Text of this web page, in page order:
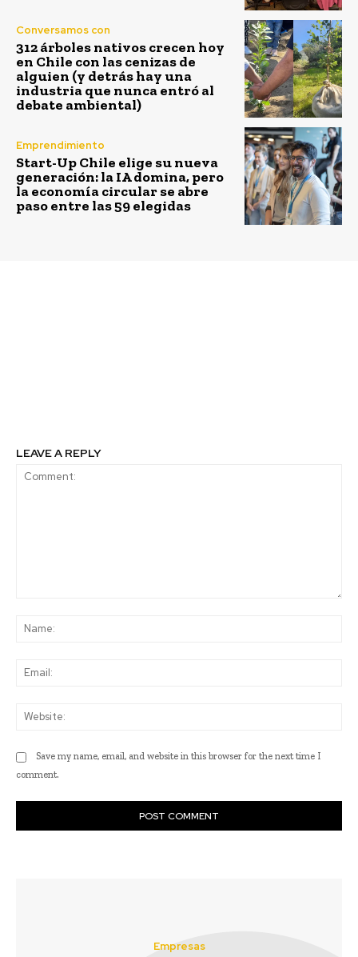
Conversamos con
312 árboles nativos crecen hoy
en Chile con las cenizas de
alguien (y detrás hay una
industria que nunca entró al
debate ambiental)
Emprendimiento
Start-Up Chile elige su nueva
generación: la IA domina, pero
la economía circular se abre
paso entre las 59 elegidas
LEAVE A REPLY
Save my name, email, and website in this browser for the next time I
comment.